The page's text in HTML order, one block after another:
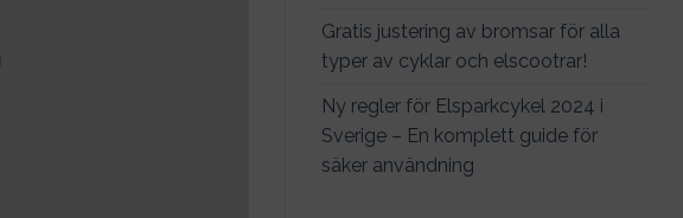
Gratis justering av bromsar för alla
typer av cyklar och elscootrar!
Ny regler för Elsparkcykel 2024 i
Sverige – En komplett guide för
säker användning